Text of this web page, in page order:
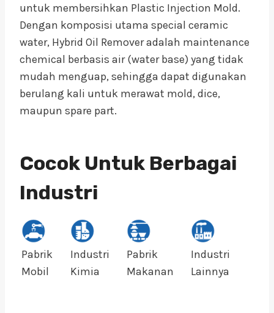
untuk membersihkan Plastic Injection Mold.
Dengan komposisi utama special ceramic
water, Hybrid Oil Remover adalah maintenance
chemical berbasis air (water base) yang tidak
mudah menguap, sehingga dapat digunakan
berulang kali untuk merawat mold, dice,
maupun spare part.
Cocok Untuk Berbagai
Industri
Pabrik
Mobil
Industri
Kimia
Pabrik
Makanan
Industri
Lainnya